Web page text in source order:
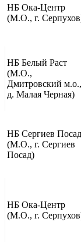
НБ Ока-Центр
(М.О., г.
НБ Белый Раст
(М.О.,
Дмитровский м.о.,
д. Малая Черная)
НБ Сергиев Посад
(М.О., г. Сергиев
Посад)
НБ Ока-Центр
(М.О., г.